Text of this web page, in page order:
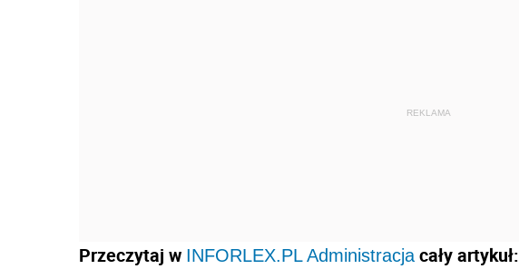
REKLAMA
Przeczytaj w INFORLEX.PL Administracja cały artykuł: